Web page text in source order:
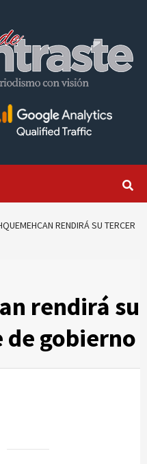
RENDIRÁ SU TERCER
rendirá su
gobierno